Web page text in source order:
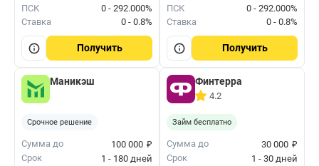
ПСК
0 - 292.000%
Ставка
0 - 0.8%
Получить
ПСК
0 - 292.000%
Ставка
0 - 0.8%
Получить
Маникэш
Срочное решение
Сумма до 100 000 ₽
Срок
1 - 180 дней
Финтерра
4.2
Займ бесплатно
Сумма до 30 000 ₽
Срок
1 - 30 дней